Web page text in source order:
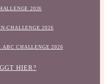
2026
CHALLENGE 2026
ABC CHALLENGE 2026
HIER?